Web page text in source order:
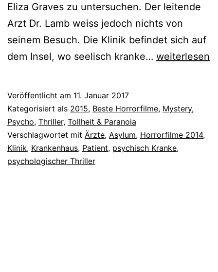
Eliza Graves zu untersuchen. Der leitende
Arzt Dr. Lamb weiss jedoch nichts von
seinem Besuch. Die Klinik befindet sich auf
dem Insel, wo seelisch kranke… Diese
du
verlassen
–
weiterlesen
Veröffentlicht am 11. Januar 2017
Kategorisiert als 2015, Beste Horrorfilme, Mystery,
Psycho, Thriller, Tollheit & Paranoia
Verschlagwortet mit Ärzte, Asylum, Horrorfilme 2014,
Klinik, Krankenhaus, Patient, psychisch Kranke,
psychologischer Thriller